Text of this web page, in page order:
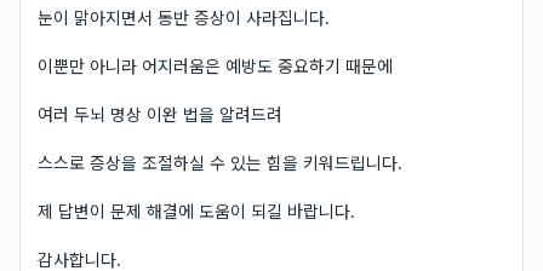
눈이 맑아지면서 동반 증상이 사라집니다.
이뿐만 아니라 어지러움은 예방도 중요하기 때문에
여러 두뇌 명상 이완 법을 알려드려
스스로 증상을 조절하실 수 있는 힘을 키워드립니다.
제 답변이 문제 해결에 도움이 되길 바랍니다.
감사합니다.